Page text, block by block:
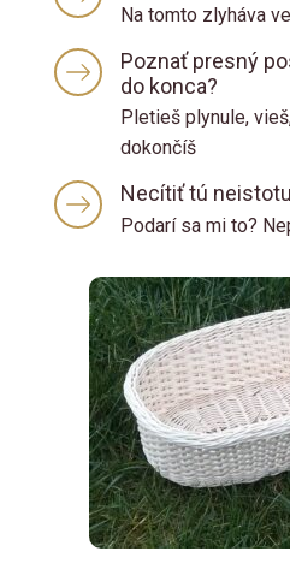
Na tomto zlyháva
Poznať presný
do konca?
Pletieš plynule,
dokončíš
Necítiť tú
Podarí sa mi to?